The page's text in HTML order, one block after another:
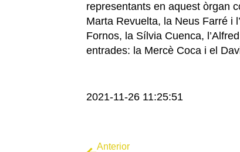
representants en aquest òrgan
Marta Revuelta, la Neus Farré i
Fornos, la Sílvia Cuenca,
entrades: la Mercè Coca i el
2021-11-26 11:25:51
Anterior